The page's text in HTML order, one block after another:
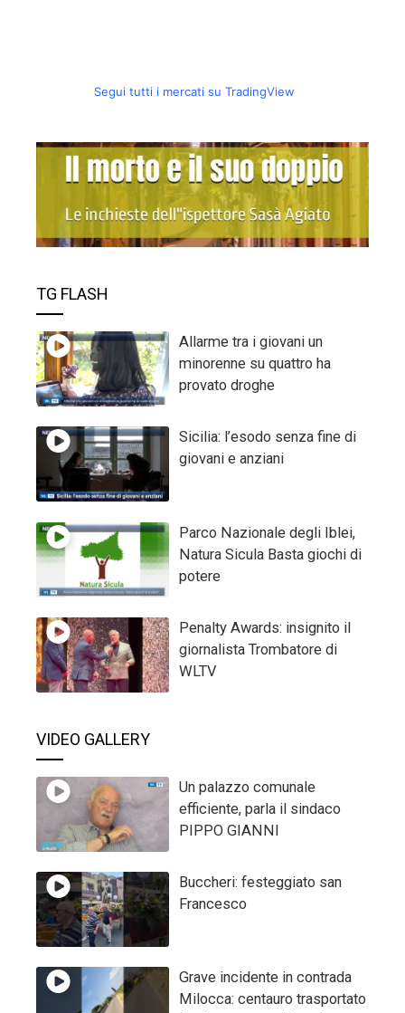
Segui tutti i mercati su TradingView
TG FLASH
Allarme tra i giovani un
minorenne su quattro ha
provato droghe
Sicilia: l’esodo senza fine di
giovani e anziani
Parco Nazionale degli Iblei,
Natura Sicula Basta giochi di
potere
Penalty Awards: insignito il
giornalista Trombatore di
WLTV
VIDEO GALLERY
Un palazzo comunale
efficiente, parla il sindaco
PIPPO GIANNI
Buccheri: festeggiato san
Francesco
Grave incidente in contrada
Milocca: centauro trasportato